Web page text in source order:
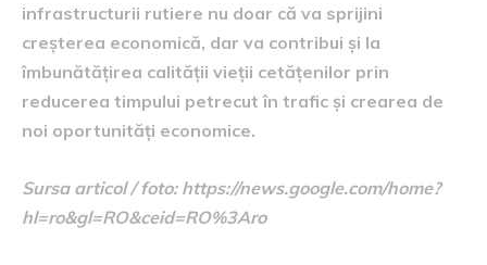
infrastructurii rutiere nu doar că va sprijini
creșterea economică, dar va contribui și la
îmbunătățirea calității vieții cetățenilor prin
reducerea timpului petrecut în trafic și crearea de
noi oportunități economice.
Sursa articol / foto: https://news.google.com/home?
hl=ro&gl=RO&ceid=RO%3Aro